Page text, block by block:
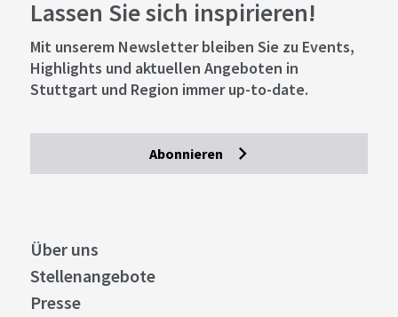
Lassen Sie sich inspirieren!
Mit unserem Newsletter bleiben Sie zu Events,
Highlights und aktuellen Angeboten in
Stuttgart und Region immer up-to-date.
Abonnieren
Über uns
Stellenangebote
Presse